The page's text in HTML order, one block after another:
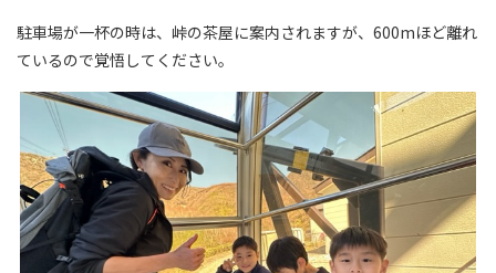
駐車場が一杯の時は、峠の茶屋に案内されますが、600mほど離れ
ているので覚悟してください。